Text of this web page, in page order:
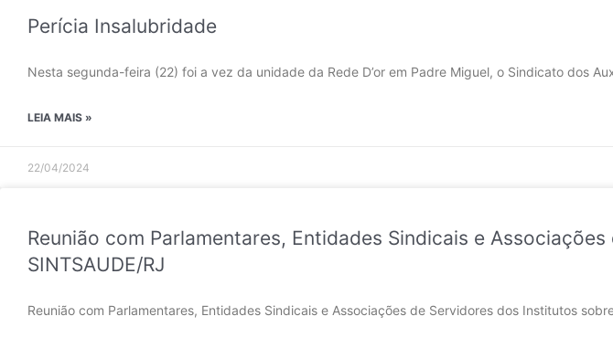
Perícia Insalubridade
Nesta segunda-feira (22) foi a vez da unidade da Rede D’or em Padre Miguel, o Sindicato dos
LEIA MAIS »
22/04/2024
Reunião com Parlamentares, Entidades Sindicais e
SINTSAUDE/RJ
Reunião com Parlamentares, Entidades Sindicais e Associações de Servidores dos Institutos